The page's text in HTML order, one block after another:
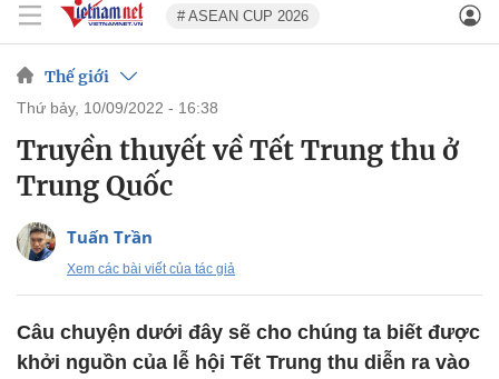
# ASEAN CUP 2026
Thế giới
thứ bảy, 10/09/2022 - 16:38
Truyền thuyết về Tết Trung thu ở
Trung Quốc
Tuấn Trần
Xem các bài viết của tác giả
Câu chuyện dưới đây sẽ cho chúng ta biết được
khởi nguồn của lễ hội Tết Trung thu diễn ra vào